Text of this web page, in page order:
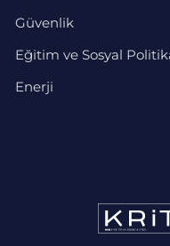
Güvenlik
Eğitim ve Sosyal
Enerji